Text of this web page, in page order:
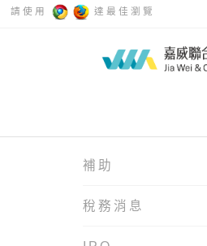
請使用 達最佳瀏覽
補助
稅務消息